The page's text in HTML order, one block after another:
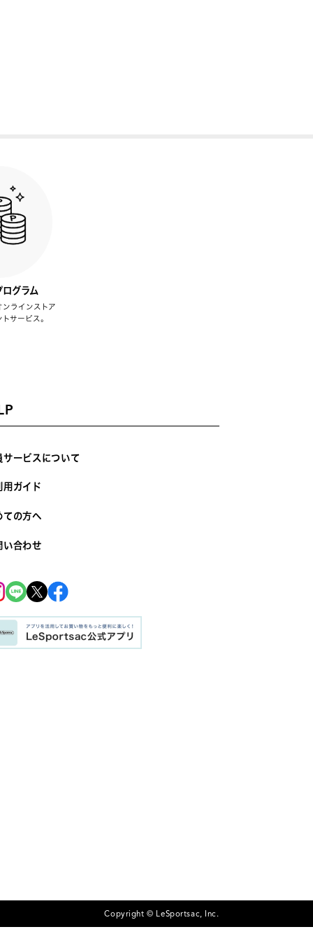
ログラム
ラインストア
サービス。
サービスについて
用ガイド
ての方へ
い合わせ
Copyright © LeSportsac, Inc.